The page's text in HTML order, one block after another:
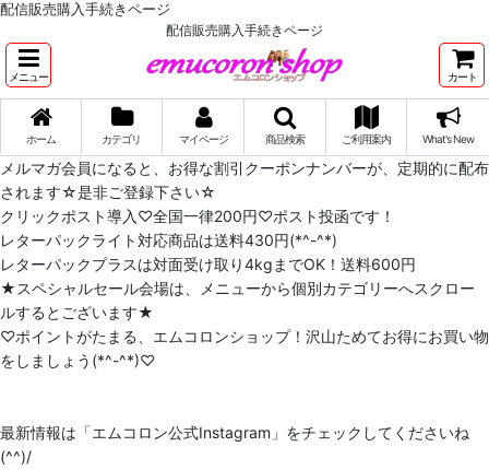
配信販売購入手続きページ
配信販売購入手続きページ
メニュー カート
ホーム カテゴリ マイページ 商品検索 ご利用案内 What's New
メルマガ会員になると、お得な割引クーポンナンバーが、定期的に配布
されます☆是非ご登録下さい☆
クリックポスト導入♡全国一律200円♡ポスト投函です！
レターパックライト対応商品は送料430円(*^-^*)
レターパックプラスは対面受け取り4kgまでOK！送料600円
★スペシャルセール会場は、メニューから個別カテゴリーへスクロー
ルするとございます★
♡ポイントがたまる、エムコロンショップ！沢山ためてお得にお買い物
をしましょう(*^-^*)♡
最新情報は「エムコロン公式Instagram」をチェックしてくださいね
(^^)/